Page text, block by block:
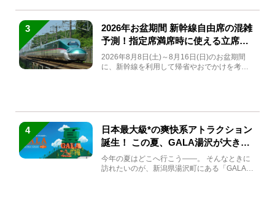
3
2026年お盆期間 新幹線自由席の混雑
予測！指定席満席時に使える立席特
急券も解説
2026年8月8日(土)～8月16日(日)のお盆期間
に、新幹線を利用して帰省やおでかけを考え
4
日本最大級*の爽快系アトラクション
誕生！ この夏、GALA湯沢が大きく
生まれ変わる
今年の夏はどこへ行こう――。 そんなときに
訪れたいのが、新潟県湯沢町にある「GALA湯